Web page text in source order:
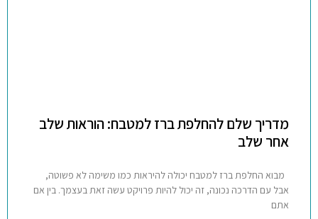
מדריך שלם להחלפת ברז למטבח: הוראות שלב
אחר שלב
מבוא החלפת ברז למטבח יכולה להיראות כמו משימה לא פשוטה,
אבל עם הדרכה נכונה, זה יכול להיות פרויקט עשה זאת בעצמך. בין אם
אתם